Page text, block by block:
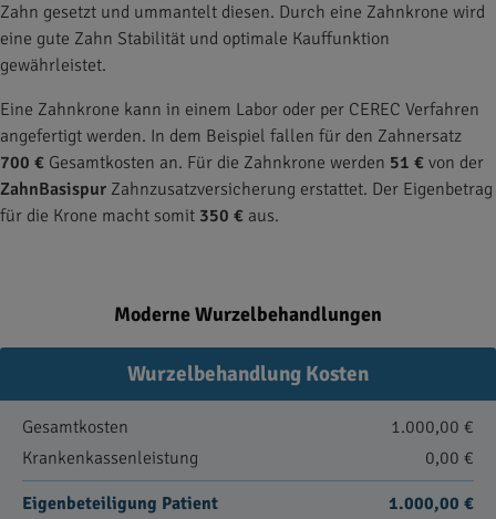
Zahn gesetzt und ummantelt diesen. Durch eine Zahnkrone wird
eine gute Zahn Stabilität und optimale Kauffunktion
gewährleistet.
Eine Zahnkrone kann in einem Labor oder per CEREC Verfahren
angefertigt werden. In dem Beispiel fallen für den Zahnersatz
700 € Gesamtkosten an. Für die Zahnkrone werden 51 € von der
ZahnBasispur Zahnzusatzversicherung erstattet. Der Eigenbetrag
für die Krone macht somit 350 € aus.
Moderne Wurzelbehandlungen
Wurzelbehandlung Kosten
Gesamtkosten
1.000,00 €
Krankenkassenleistung
0,00 €
Eigenbeteiligung Patient 1.000,00 €